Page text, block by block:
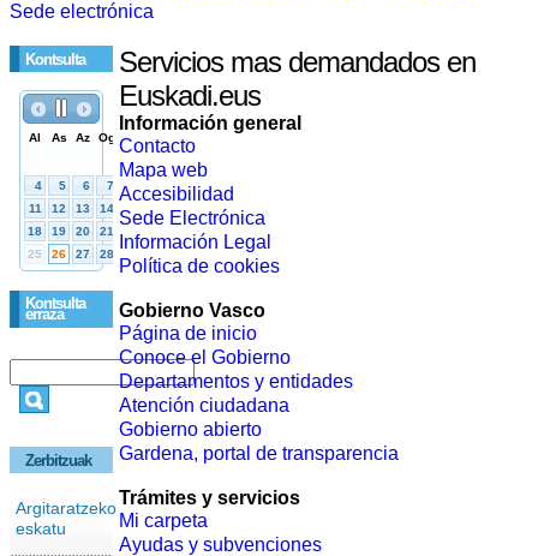
Sede electrónica
Kontsulta
Kontsulta
erraza
Zerbitzuak
Argitaratzeko
eskatu
Servicios mas demandados en
Euskadi.eus
Información general
Contacto
Mapa web
Accesibilidad
Sede Electrónica
Información Legal
Política de cookies
Gobierno Vasco
Página de inicio
Conoce el Gobierno
Departamentos y entidades
Atención ciudadana
Gobierno abierto
Gardena, portal de transparencia
Trámites y servicios
Mi carpeta
Ayudas y subvenciones